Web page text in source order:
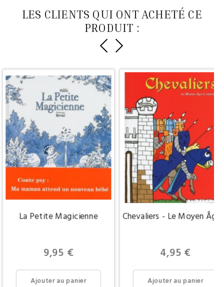
panie
panie
r
LES CLIENTS QUI ONT ACHETÉ CE
PRODUIT :
La Petite Magicienne
Prix
9,95 €
Ajouter au panier
Chevaliers - Le Moyen
Prix
4,95 €
Ajouter au panier